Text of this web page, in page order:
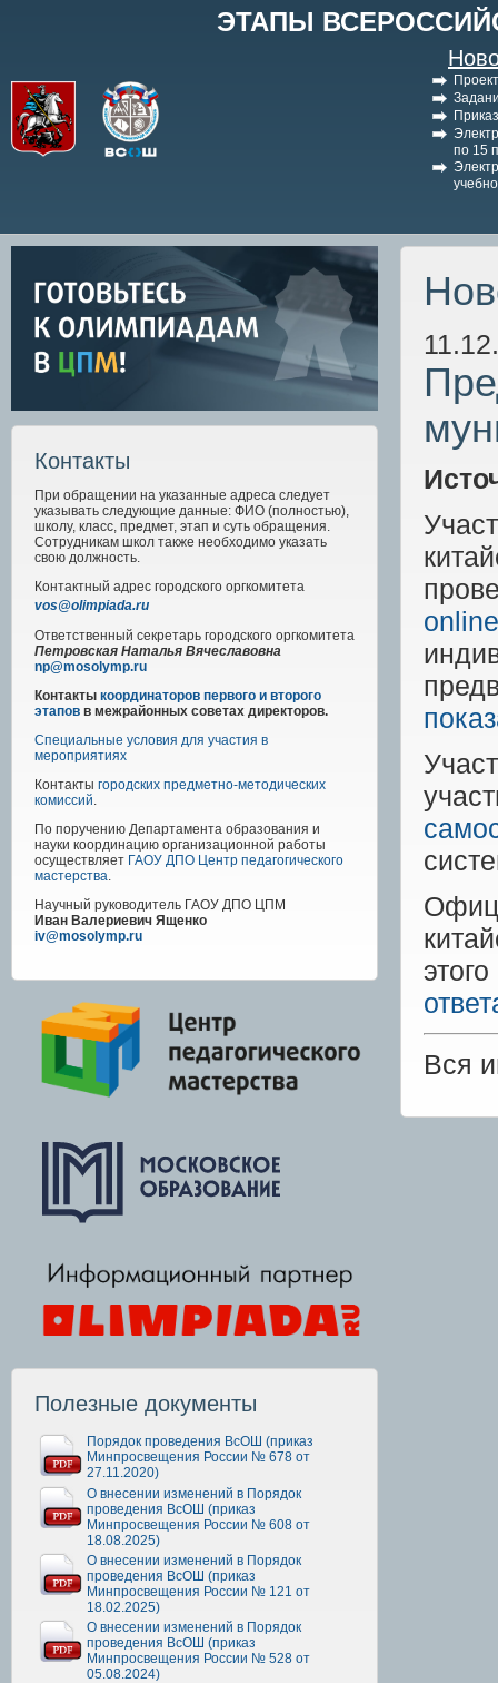
ЭТАПЫ
по 15
Контакты
При обращении на указанные адреса следует
указывать следующие данные: ФИО (полностью),
школу, класс, предмет, этап и суть обращения.
Сотрудникам школ также необходимо указать
свою должность.
Контактный адрес городского оргкомитета
vos@olimpiada.ru
Ответственный секретарь городского оргкомитета
Петровская Наталья Вячеславовна
np@mosolymp.ru
Контакты координаторов первого и второго
этапов в межрайонных советах директоров.
Специальные условия для участия в
мероприятиях
Контакты городских предметно-методических
комиссий.
По поручению Департамента образования и
науки координацию организационной работы
осуществляет ГАОУ ДПО Центр педагогического
мастерства.
Научный руководитель ГАОУ ДПО ЦПМ
Иван Валериевич Ященко
iv@mosolymp.ru
Полезные документы
Порядок проведения ВсОШ (приказ
Минпросвещения России № 678 от
27.11.2020)
О внесении изменений в Порядок
проведения ВсОШ (приказ
Минпросвещения России № 608 от
18.08.2025)
О внесении изменений в Порядок
проведения ВсОШ (приказ
Минпросвещения России № 121 от
18.02.2025)
О внесении изменений в Порядок
проведения ВсОШ (приказ
Минпросвещения России № 528 от
05.08.2024)
Вся